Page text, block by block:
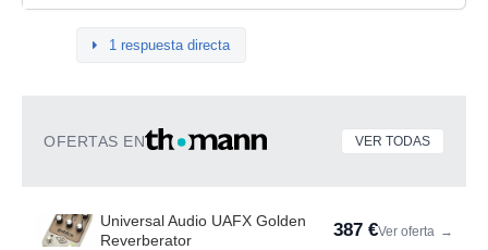
1 respuesta directa
OFERTAS EN VER TODAS
Universal Audio UAFX Golden
Reverberator
387 €Ver oferta →